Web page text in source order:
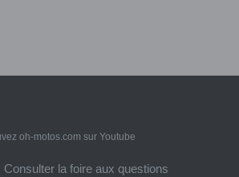
Consulter la foire aux questions